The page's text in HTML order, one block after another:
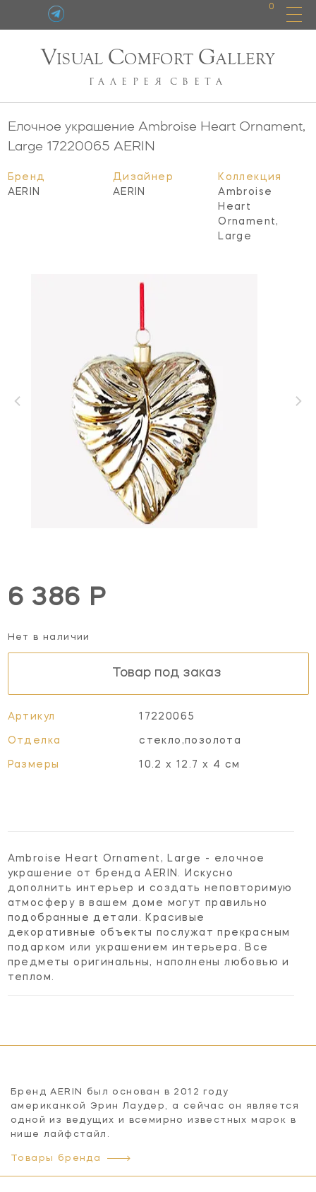
0
VISUAL COMFORT GALLERY
ГАЛЕРЕЯ СВЕТА
Елочное украшение Ambroise Heart Ornament,
Large 17220065 AERIN
Бренд
AERIN
Дизайнер
AERIN
Коллекция
Ambroise
Heart
Ornament,
Large
6 386 Р
Нет в наличии
Товар под заказ
Артикул 17220065
Отделка стекло,позолота
Размеры 10.2 x 12.7 x 4 см
Ambroise Heart Ornament, Large - елочное
украшение от бренда AERIN. Искусно
дополнить интерьер и создать неповторимую
атмосферу в вашем доме могут правильно
подобранные детали. Красивые
декоративные объекты послужат прекрасным
подарком или украшением интерьера. Все
предметы оригинальны, наполнены любовью и
теплом.
Бренд AERIN был основан в 2012 году
американкой Эрин Лаудер, а сейчас он является
одной из ведущих и всемирно известных марок в
нише лайфстайл.
Товары бренда